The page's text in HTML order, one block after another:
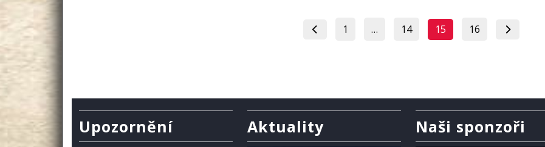
Stránkování
Page
1 … Page
14 Page
15 Page
16
Upozornění Aktuality Naši sponzoři